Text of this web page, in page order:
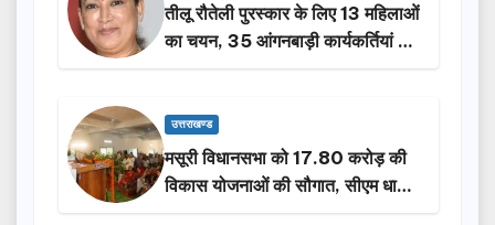
तीलू रौतेली पुरस्कार के लिए 13 महिलाओं
का चयन, 35 आंगनबाड़ी कार्यकर्तियां भी
होंगी सम्मानित…
उत्तराखण्ड
मसूरी विधानसभा को 17.80 करोड़ की
विकास योजनाओं की सौगात, सीएम धामी
ने किया लोकार्पण-शिलान्यास.